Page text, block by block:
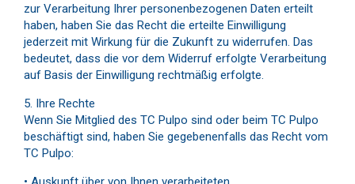
zur Verarbeitung Ihrer personenbezogenen Daten erteilt
haben, haben Sie das Recht die erteilte Einwilligung
jederzeit mit Wirkung für die Zukunft zu widerrufen. Das
bedeutet, dass die vor dem Widerruf erfolgte Verarbeitung
auf Basis der Einwilligung rechtmäßig erfolgte.
5. Ihre Rechte
Wenn Sie Mitglied des TC Pulpo sind oder beim TC Pulpo
beschäftigt sind, haben Sie gegebenenfalls das Recht vom
TC Pulpo: